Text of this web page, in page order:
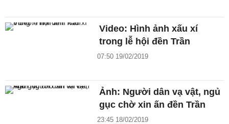
Video: Hình ảnh xấu xí
trong lễ hội đền Trần
07:50 19/02/2019
Ảnh: Người dân vạ vật, ngủ
gục chờ xin ấn đền Trần
23:45 18/02/2019